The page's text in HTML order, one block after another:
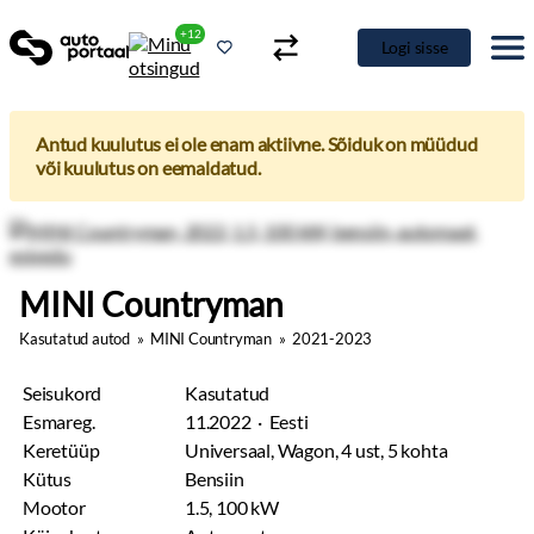
+12
Logi sisse
Antud kuulutus ei ole enam aktiivne. Sõiduk on müüdud
või kuulutus on eemaldatud.
MINI Countryman
Kasutatud autod » MINI Countryman » 2021-2023
Seisukord
Kasutatud
Esmareg.
11.2022 · Eesti
Keretüüp
Universaal, Wagon, 4 ust, 5 kohta
Kütus
Bensiin
Mootor
1.5, 100 kW